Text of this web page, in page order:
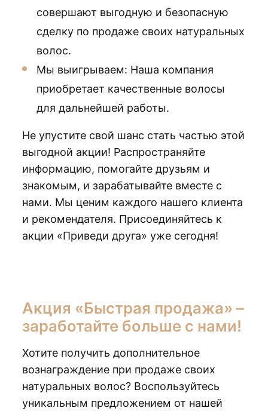
совершают выгодную и безопасную
сделку по продаже своих натуральных
волос.
Мы выигрываем: Наша компания
приобретает качественные волосы
для дальнейшей работы.
Не упустите свой шанс стать частью этой
выгодной акции! Распространяйте
информацию, помогайте друзьям и
знакомым, и зарабатывайте вместе с
нами. Мы ценим каждого нашего клиента
и рекомендателя. Присоединяйтесь к
акции «Приведи друга» уже сегодня!
Акция «Быстрая продажа» –
заработайте больше с нами!
Хотите получить дополнительное
вознаграждение при продаже своих
натуральных волос? Воспользуйтесь
уникальным предложением от нашей